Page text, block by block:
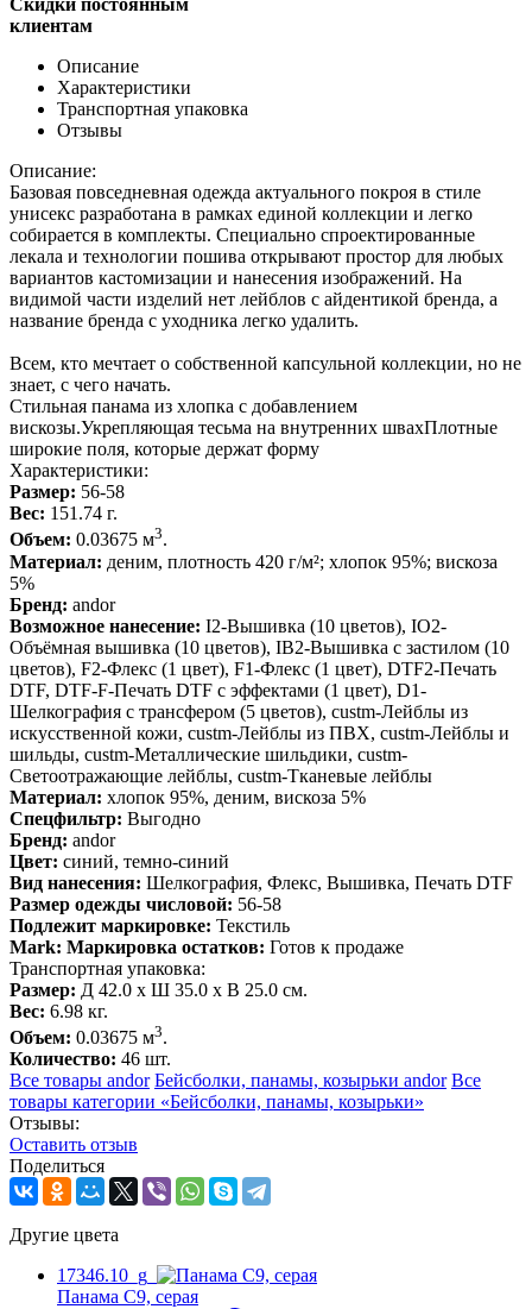
Скидки постоянным
клиентам
Описание
Характеристики
Транспортная упаковка
Отзывы
Описание:
Базовая повседневная одежда актуального покроя в стиле
унисекс разработана в рамках единой коллекции и легко
собирается в комплекты. Специально спроектированные
лекала и технологии пошива открывают простор для любых
вариантов кастомизации и нанесения изображений. На
видимой части изделий нет лейблов с айдентикой бренда, а
название бренда с уходника легко удалить.
Всем, кто мечтает о собственной капсульной коллекции, но не
знает, с чего начать.
Стильная панама из хлопка с добавлением
вискозы.Укрепляющая тесьма на внутренних швахПлотные
широкие поля, которые держат форму
Характеристики:
Размер: 56-58
Вес: 151.74 г.
Объем: 0.03675 м3.
Материал: деним, плотность 420 г/м²; хлопок 95%; вискоза
5%
Бренд: andor
Возможное нанесение: I2-Вышивка (10 цветов), IO2-
Объёмная вышивка (10 цветов), IB2-Вышивка с застилом (10
цветов), F2-Флекс (1 цвет), F1-Флекс (1 цвет), DTF2-Печать
DTF, DTF-F-Печать DTF с эффектами (1 цвет), D1-
Шелкография с трансфером (5 цветов), custm-Лейблы из
искусственной кожи, custm-Лейблы из ПВХ, custm-Лейблы и
шильды, custm-Металлические шильдики, custm-
Светоотражающие лейблы, custm-Тканевые лейблы
Материал: хлопок 95%, деним, вискоза 5%
Спецфильтр: Выгодно
Бренд: andor
Цвет: синий, темно-синий
Вид нанесения: Шелкография, Флекс, Вышивка, Печать DTF
Размер одежды числовой: 56-58
Подлежит маркировке: Текстиль
Mark: Маркировка остатков: Готов к продаже
Транспортная упаковка:
Размер: Д 42.0 x Ш 35.0 x В 25.0 см.
Вес: 6.98 кг.
Объем: 0.03675 м3.
Количество: 46 шт.
Все товары andor Бейсболки, панамы, козырьки andor Все
товары категории «Бейсболки, панамы, козырьки»
Отзывы:
Оcтавить отзыв
Поделиться
Другие цвета
17346.10_g
Панама C9, серая